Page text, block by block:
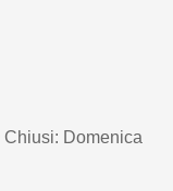
Chiusi: Domenica